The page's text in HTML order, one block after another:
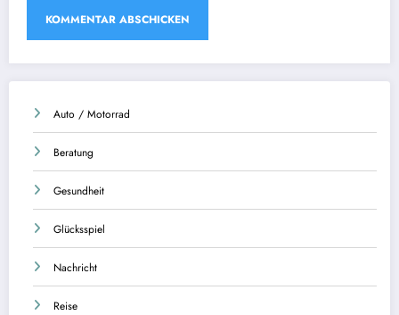
Auto / Motorrad
Beratung
Gesundheit
Glücksspiel
Nachricht
Reise